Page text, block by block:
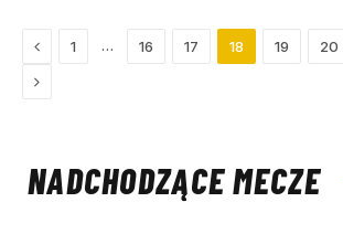
Previous
1 … 16 17 18 19 20
Next
NADCHODZĄCE MECZE